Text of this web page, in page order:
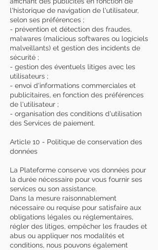
l'historique de navigation de l'utilisateur,
selon ses préférences ;
- prévention et détection des fraudes,
malwares (malicious softwares ou logiciels
malveillants) et gestion des incidents de
sécurité ;
- gestion des éventuels litiges avec les
utilisateurs ;
- envoi d'informations commerciales et
publicitaires, en fonction des préférences
de l'utilisateur ;
- organisation des conditions d'utilisation
des Services de paiement.
Article 10 - Politique de conservation des
données
La Plateforme conserve vos données pour
la durée nécessaire pour vous fournir ses
services ou son assistance.
Dans la mesure raisonnablement
nécessaire ou requise pour satisfaire aux
obligations légales ou réglementaires,
régler des litiges, empêcher les fraudes et
abus ou appliquer nos modalités et
conditions, nous pouvons également